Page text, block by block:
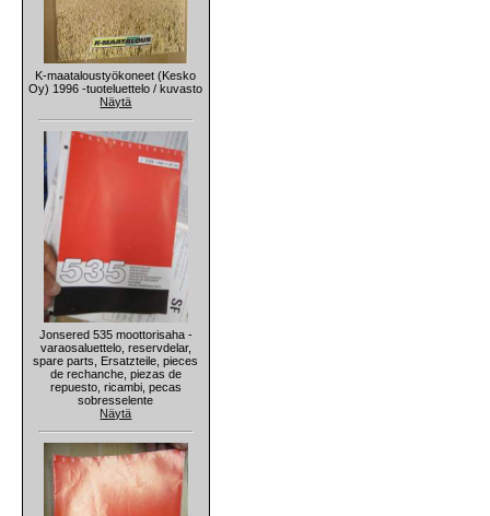
K-maataloustyökoneet (Kesko
Oy) 1996 -tuoteluettelo / kuvasto
Näytä
Jonsered 535 moottorisaha -
varaosaluettelo, reservdelar,
spare parts, Ersatzteile, pieces
de rechanche, piezas de
repuesto, ricambi, pecas
sobresselente
Näytä